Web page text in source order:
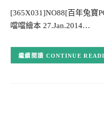
[365X031]NO88[百年兔寶
噹噹繪本 27.Jan.2014…
CONTINUE